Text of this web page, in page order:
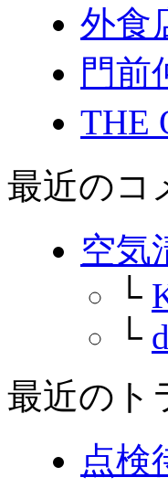
外食
門前
THE
最近のコ
空気
└
└
最近のト
点検